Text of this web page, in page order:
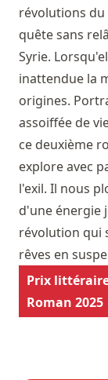
révolutions
quête sans
Syrie.
inattendue la
origines.
assoiffée de
ce deuxième
explore avec
l'exil. Il nous
d'une énergie
révolution qui
rêves en
Prix
Roman 2025